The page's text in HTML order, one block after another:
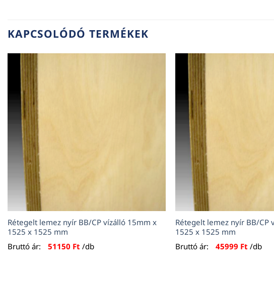
KAPCSOLÓDÓ TERMÉKEK
Rétegelt lemez nyír BB/CP vízálló 15mm x
1525 x 1525 mm
Bruttó ár:
51150 Ft /db
Rétegelt lemez nyír BB/CP
1525 x 1525 mm
Bruttó ár:
45999 Ft /db